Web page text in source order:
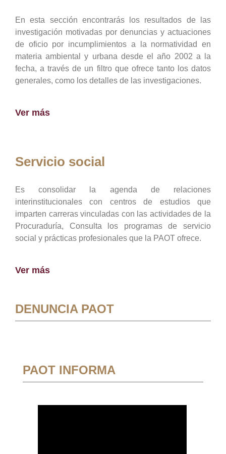
En esta sección encontrarás los resultados de las
investigación motivadas por denuncias y actuaciones
de oficio por incumplimientos a la normatividad en
materia ambiental y urbana desde el año 2002 a la
fecha, a través de un filtro que ofrece tanto los datos
generales, como los detalles de las investigaciones.
Ver más
Servicio social
Es consolidar la agenda de relaciones
interinstitucionales con centros de estudios que
imparten carreras vinculadas con las actividades de la
Procuraduría, Consulta los programas de servicio
social y prácticas profesionales que la PAOT ofrece.
Ver más
DENUNCIA PAOT
PAOT INFORMA